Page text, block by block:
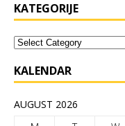
KATEGORIJE
KALENDAR
AUGUST 2026